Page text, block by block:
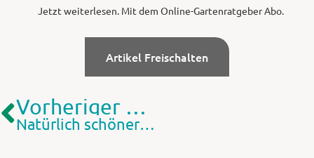
Jetzt weiterlesen. Mit dem Online-Gartenratgeber Abo.
Artikel Freischalten
Vorheriger Artikel
Natürlich schöner Schmuck für den Terassentisch